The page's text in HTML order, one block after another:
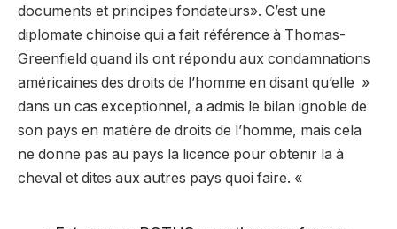
documents et principes fondateurs». C’est une
diplomate chinoise qui a fait référence à Thomas-
Greenfield quand ils ont répondu aux condamnations
américaines des droits de l’homme en disant qu’elle »
dans un cas exceptionnel, a admis le bilan ignoble de
son pays en matière de droits de l’homme, mais cela
ne donne pas au pays la licence pour obtenir la à
cheval et dites aux autres pays quoi faire. «